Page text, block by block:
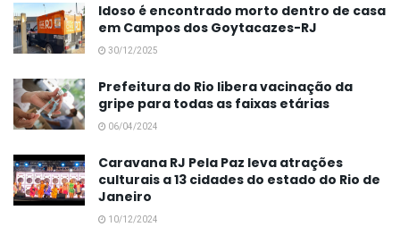
Idoso é encontrado morto dentro de casa
em Campos dos Goytacazes-RJ
30/12/2025
Prefeitura do Rio libera vacinação da
gripe para todas as faixas etárias
06/04/2024
Caravana RJ Pela Paz leva atrações
culturais a 13 cidades do estado do Rio de
Janeiro
10/12/2024